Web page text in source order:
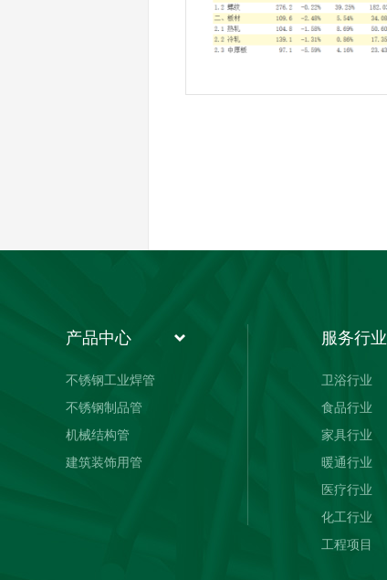
产品中心
不锈钢工业焊管
不锈钢制品管
机械结构管
建筑装饰用管
服务行业
卫浴行业
食品行业
家具行业
暖通行业
医疗行业
化工行业
工程项目